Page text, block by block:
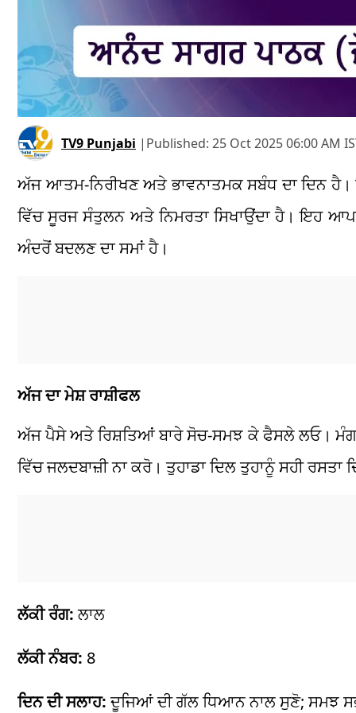
TV9 Punjabi | Published: 25 Oct 2025 06:00 AM
ਅੱਜ ਆਤਮ-ਨਿਰੀਖਣ ਅਤੇ ਭਾਵਨਾਤਮਕ ਸਬੰਧ ਦਾ ਦਿਨ ਹੈ।
ਵਿੱਚ ਸੂਰਜ ਸੰਤੁਲਨ ਅਤੇ ਨਿਮਰਤਾ ਸਿਖਾਉਂਦਾ ਹੈ। ਇਹ
ਅੰਦਰੋਂ ਬਦਲਣ ਦਾ ਸਮਾਂ ਹੈ।
ਅੱਜ ਦਾ ਮੇਸ਼ ਰਾਸ਼ੀਫਲ
ਅੱਜ ਪੈਸੇ ਅਤੇ ਰਿਸ਼ਤਿਆਂ ਬਾਰੇ ਸੋਚ-ਸਮਝ ਕੇ ਫੈਸਲੇ ਲਓ।
ਵਿੱਚ ਜਲਦਬਾਜ਼ੀ ਨਾ ਕਰੋ। ਤੁਹਾਡਾ ਦਿਲ ਤੁਹਾਨੂੰ ਸਹੀ ਰਸਤਾ
ਲੱਕੀ ਰੰਗ:ਲਾਲ
ਲੱਕੀ ਨੰਬਰ: 8
ਦਿਨ ਦੀ ਸਲਾਹ:ਦੂਜਿਆਂ ਦੀ ਗੱਲ ਧਿਆਨ ਨਾਲ ਸੁਣੋ; ਸਮਝ